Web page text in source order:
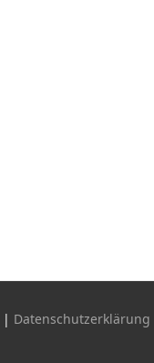
| Datenschutzerklärung